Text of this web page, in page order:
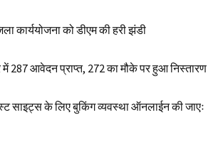
कार्ययोजना को डीएम की हरी झंडी
में 287 आवेदन प्राप्त, 272 का मौके पर हुआ निस्तारण
साइट्स के लिए बुकिंग व्यवस्था ऑनलाईन की जाएः